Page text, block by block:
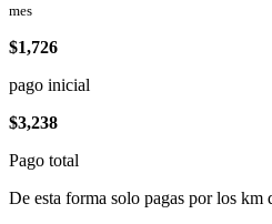
mes
$1,726
pago inicial
$3,238
Pago total
De esta forma solo pagas por los km